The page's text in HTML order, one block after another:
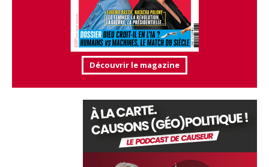
Découvrir le magazine